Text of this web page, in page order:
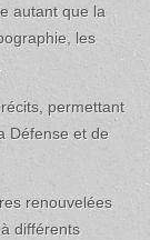
autant que la
les
permettant
Défense et de
renouvelées
différents